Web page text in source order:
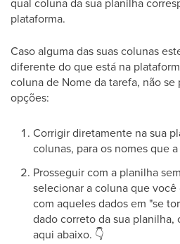
qual coluna da sua planilha
plataforma.
Caso alguma das suas colunas
diferente do que está na
coluna de Nome da tarefa, não
opções:
Corrigir diretamente na sua
colunas, para os nomes que
Prosseguir com a planilha
selecionar a coluna que
com aqueles dados em "se
dado correto da sua planilha,
aqui abaixo. 👇